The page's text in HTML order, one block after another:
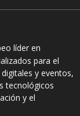
líder en
para el
y eventos,
tecnológicos
y el